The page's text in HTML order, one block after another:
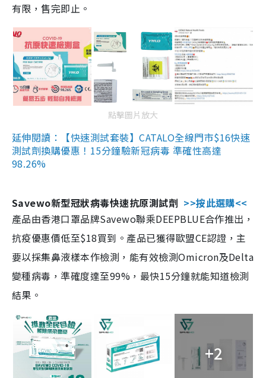
有限，售完即止。
點擊圖片放大
延伸閱讀：【快速測試套裝】CATALO全線門市$16快速
測試劑換購優惠！15分鐘驗新冠病毒 準確性高達
98.26%
Savewo新型冠狀病毒快速抗原測試劑 >>按此選購<<
產品由香港口罩品牌Savewo聯乘DEEPBLUE合作推出，
抗疫優惠價低至$18買到。產品已獲得歐盟CE認證，主
要以採集鼻液樣本作檢測，能有效檢測Omicron及Delta
變種病毒，準確度達至99%，最快15分鐘就能知道檢測
結果。
+2